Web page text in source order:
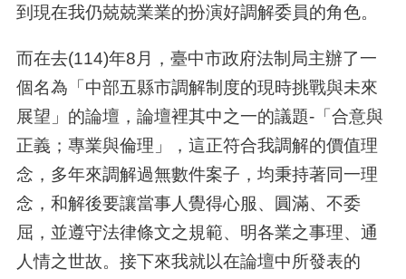
到現在我仍兢兢業業的扮演好調解委員的角色。
而在去(114)年8 月，臺中市政府法制局主辦了一
個名為「中部五縣市調解制度的現時挑戰與未來
展望」的論壇，論壇裡其中之一的議題-「合意與
正義；專業與倫理」，這正符合我調解的價值理
念，多年來調解過無數件案子，均秉持著同一理
念，和解後要讓當事人覺得心服、圓滿、不委
屈，並遵守法律條文之規範、明各業之事理、通
人情之世故。接下來我就以在論壇中所發表的